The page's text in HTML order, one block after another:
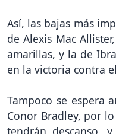
Así, las bajas más
de Alexis Mac
amarillas, y la de
en la victoria contra
Tampoco se espera
Conor Bradley, por
tendrán descanso,